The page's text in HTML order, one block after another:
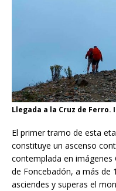
Llegada a la Cruz de
El primer tramo de esta
constituye un ascenso
contemplada en imágenes
de Foncebadón, a más de
asciendes y superas el